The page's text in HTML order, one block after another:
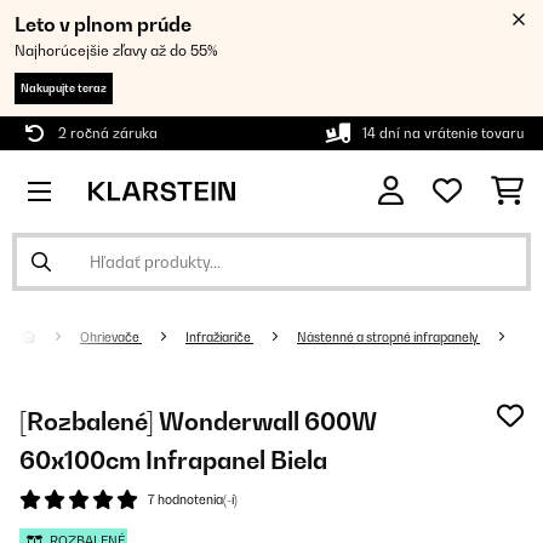
Leto v plnom prúde
Najhorúcejšie zľavy až do 55%
Nakupujte teraz
2 ročná záruka 14 dní na vrátenie tovaru
Ohrievače Infražiariče Nástenné a stropné infrapanely
[Rozbalené] Wonderwall 600W
60x100cm Infrapanel Biela
7 hodnotenia(-í)